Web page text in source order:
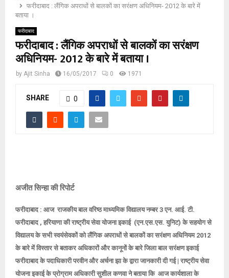
फरीदाबाद : लैंगिक अपराधों से बालकों का सरंक्षण अधिनियम- 2012 के बारे में
बताया ।
फरीदाबाद
फरीदाबाद : लैंगिक अपराधों से बालकों का सरंक्षण
अधिनियम- 2012 के बारे में बताया ।
by Ajit Sinha 16/05/2017 0 1971
SHARE 0
अजीत सिन्हा की रिपोर्ट
फरीदाबाद : आज राजकीय बाल वरिष्ठ माध्यमिक विद्यालय नम्बर 3 एन. आई. टी.
फरीदाबाद , हरियाणा की राष्ट्रीय सेवा योजना इकाई (एन.एस.एस. युनिट) के सहयोग से
विद्यालय के सभी स्वयंसेवकों को लैंगिक अपराधों से बालकों का सरंक्षण अधिनियम 2012
के बारे में विस्तार से बताकर अधिकारों और कानूनों के बारे जिला बाल सरंक्षण इकाई
फरीदाबाद के पदाधिकारी परवीन और अर्चना झा के द्वारा जानकारी दी गई | राष्ट्रीय सेवा
योजना इकाई केप्रोग्राम अधिकारी सुशील कणवा ने बताया कि आज कार्यशाला के